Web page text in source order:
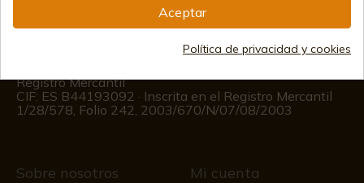
De lunes a viernes de 09:00 a 15:00
Registro Mercantil
CIF: ES B44193092 · Inscrita en el Registro Mercantil
1/28/578, Folio 242, 2003/670/N/07/08/2003
Sobre nosotros Mi cuenta
Aceptar
Política de privacidad y cookies